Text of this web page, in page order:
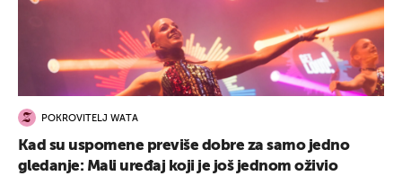
POKROVITELJ WATA
Kad su uspomene previše dobre za samo jedno
gledanje: Mali uređaj koji je još jednom oživio